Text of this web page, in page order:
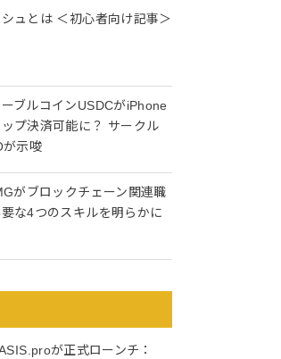
ュとは ＜初心者向け記事＞
ブルコインUSDCがiPhone
プ決済可能に？ サークル
が示唆
がブロックチェーン関連職
要な4つのスキルを明らかに
が正式ローンチ：